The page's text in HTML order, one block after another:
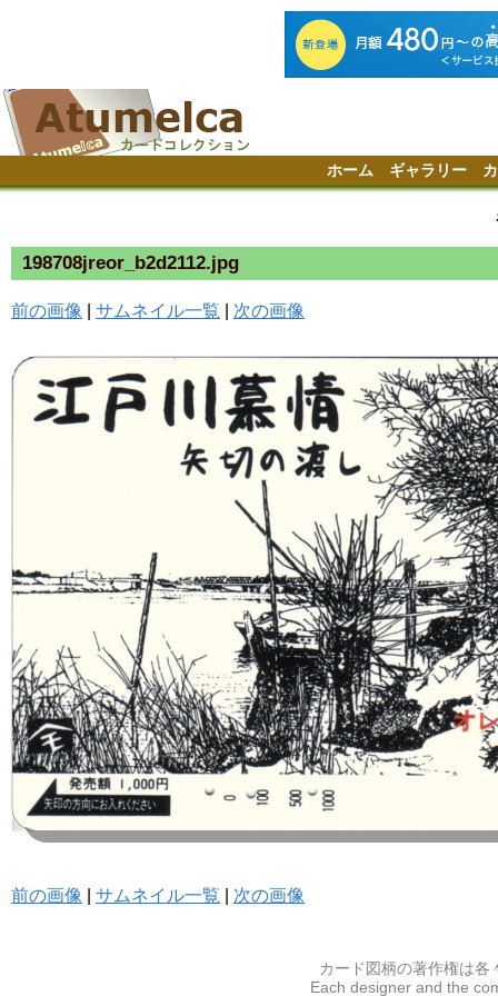
ホーム ギャラリー
198708jreor_b2d2112.jpg
前の画像 サムネイル一覧 次の画像
前の画像 サムネイル一覧 次の画像
カード図柄の著作権は
Each designer and the